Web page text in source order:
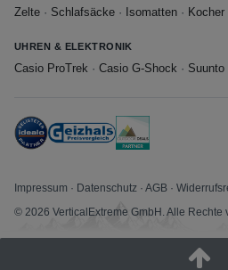
Zelte · Schlafsäcke · Isomatten · Kocher
UHREN & ELEKTRONIK
Casio ProTrek · Casio G-Shock · Suunto
Impressum · Datenschutz · AGB ·
© 2026 VerticalExtreme GmbH. Alle Rechte